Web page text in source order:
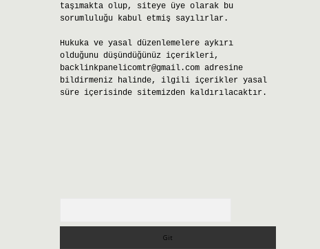
taşımakta olup, siteye üye olarak bu
sorumluluğu kabul etmiş sayılırlar.
Hukuka ve yasal düzenlemelere aykırı
olduğunu düşündüğünüz içerikleri,
backlinkpanelicomtr@gmail.comadresine
bildirmeniz halinde, ilgili içerikler yasal
süre içerisinde sitemizden kaldırılacaktır.